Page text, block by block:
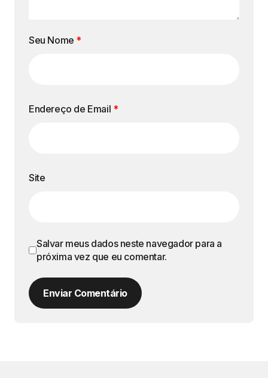
Seu Nome *
Endereço de Email *
Site
Salvar meus dados neste navegador para a
próxima vez que eu comentar.
Enviar Comentário